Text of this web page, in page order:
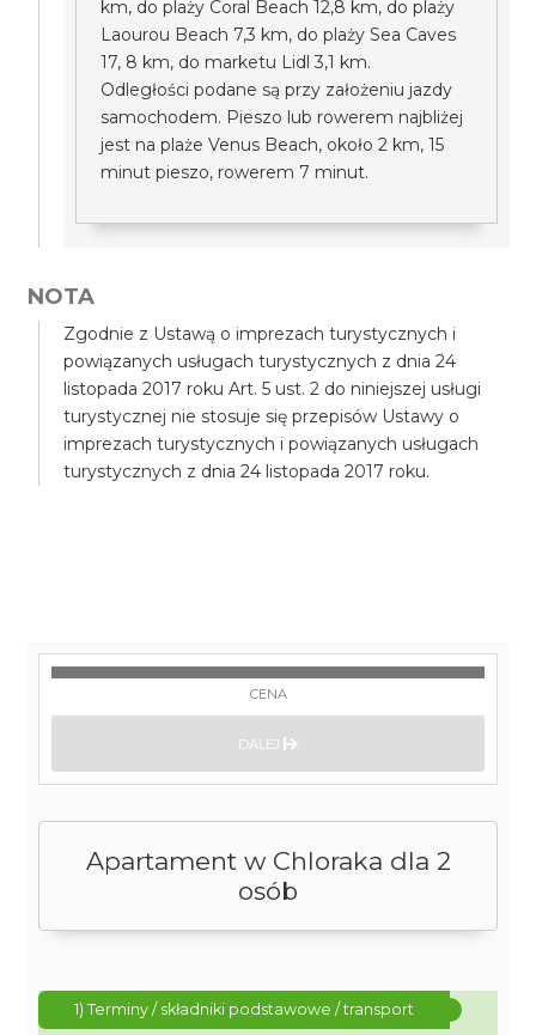
km, do plaży Coral Beach 12,8 km, do plaży
Laourou Beach 7,3 km, do plaży Sea Caves
17, 8 km, do marketu Lidl 3,1 km.
Odległości podane są przy założeniu jazdy
samochodem. Pieszo lub rowerem najbliżej
jest na plaże Venus Beach, około 2 km, 15
minut pieszo, rowerem 7 minut.
NOTA
Zgodnie z Ustawą o imprezach turystycznych i
powiązanych usługach turystycznych z dnia 24
listopada 2017 roku Art. 5 ust. 2 do niniejszej usługi
turystycznej nie stosuje się przepisów Ustawy o
imprezach turystycznych i powiązanych usługach
turystycznych z dnia 24 listopada 2017 roku.
Apartament w Chloraka dla 2
osób
1) Terminy / składniki podstawowe / transport
CENA
DALEJ